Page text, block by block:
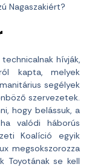
Nagaszakiért?
hívják,
kapta, melyek
segélyek
szervezetek.
hogy belássuk, a
valódi háborús
Koalíció egyik
megsokszorozza
Toyotának se kell